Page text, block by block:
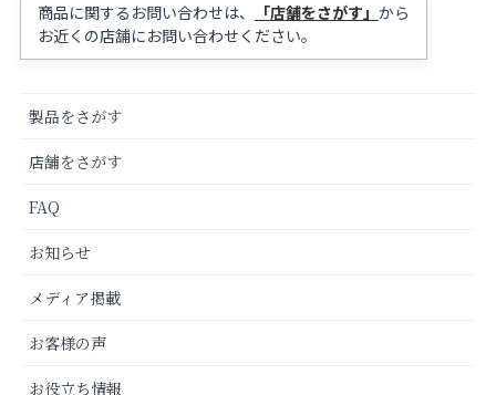
商品に関するお問い合わせは、 「店舗をさがす」 から
お近くの店舗にお問い合わせください。
製品をさがす
店舗をさがす
FAQ
お知らせ
メディア掲載
お客様の声
お役立ち情報